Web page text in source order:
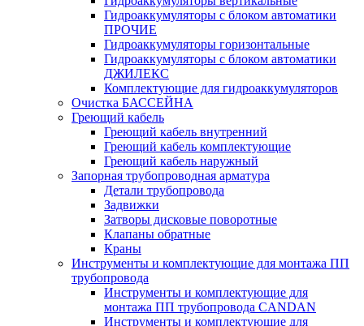
Гидроаккумуляторы с блоком автоматики
ПРОЧИЕ
Гидроаккумуляторы горизонтальные
Гидроаккумуляторы с блоком автоматики
ДЖИЛЕКС
Комплектующие для гидроаккумуляторов
Очистка БАССЕЙНА
Греющий кабель
Греющий кабель внутренний
Греющий кабель комплектующие
Греющий кабель наружный
Запорная трубопроводная арматура
Детали трубопровода
Задвижки
Затворы дисковые поворотные
Клапаны обратные
Краны
Инструменты и комплектующие для монтажа ПП
трубопровода
Инструменты и комплектующие для
монтажа ПП трубопровода CANDAN
Инструменты и комплектующие для